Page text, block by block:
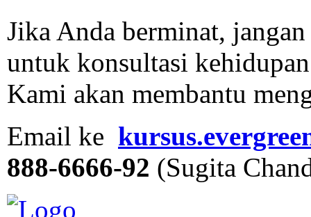
Jika Anda berminat,
untuk konsultasi
Kami akan membantu
Email ke
888-6666-92 (Sugita